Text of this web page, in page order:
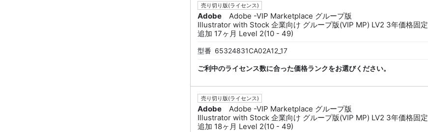
売り切り版(ライセンス)
Adobe
Adobe -VIP Marketplace グループ版
Illustrator with Stock 企業向け グループ版(VIP MP) LV2 3年価格固定
追加 17ヶ月 Level 2(10 - 49)
型番 65324831CA02A12_17
ご利中のライセンス数に合った価格ランクをお選びください。
売り切り版(ライセンス)
Adobe
Adobe -VIP Marketplace グループ版
Illustrator with Stock 企業向け グループ版(VIP MP) LV2 3年価格固定
追加 18ヶ月 Level 2(10 - 49)